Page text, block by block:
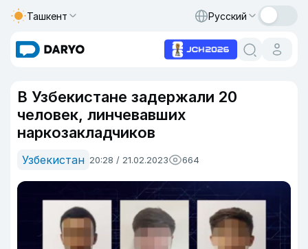
Ташкент Русский
В Узбекистане задержали 20
человек, линчевавших
наркозакладчиков
Узбекистан 20:28 / 21.02.2023 664